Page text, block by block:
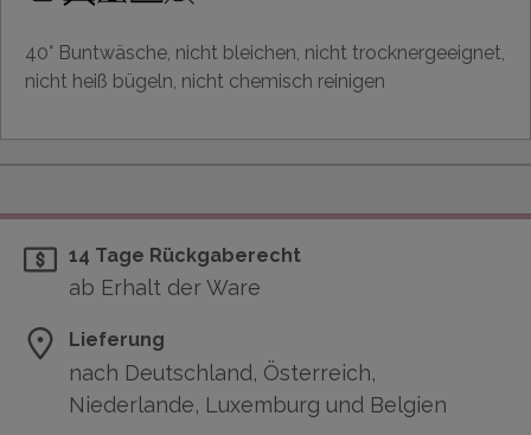
40° Buntwäsche, nicht bleichen, nicht trocknergeeignet,
nicht heiß bügeln, nicht chemisch reinigen
14 Tage Rückgaberecht
ab Erhalt der Ware
Lieferung
nach Deutschland, Österreich,
Niederlande, Luxemburg und Belgien